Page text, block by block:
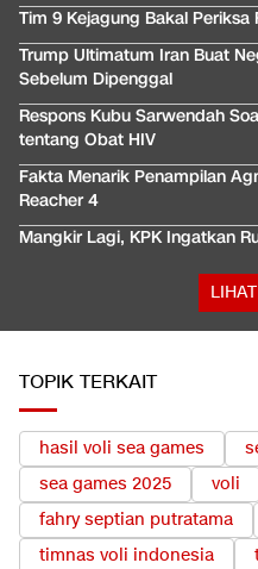
Tim 9 Kejagung Bakal Periksa
Trump Ultimatum Iran Buat
Sebelum Dipenggal
Respons Kubu Sarwendah
tentang Obat HIV
Fakta Menarik Penampilan
Reacher 4
Mangkir Lagi, KPK Ingatkan
TOPIK TERKAIT
hasil voli sea games
sea games 2025
voli
fahry septian putratama
timnas voli indonesia